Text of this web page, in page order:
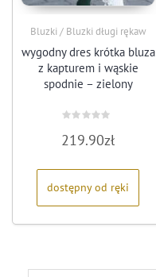
Bluzki / Bluzki długi rękaw
wygodny dres krótka bluza
z kapturem i wąskie
spodnie – zielony
0
na
219.90zł
dostępny od ręki